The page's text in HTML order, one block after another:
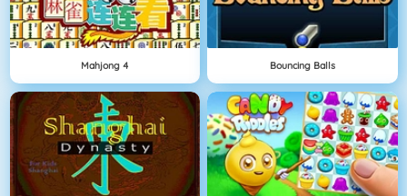
Mahjong 4 Bouncing Balls